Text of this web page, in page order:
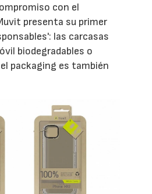
con el
presenta su primer
las carcasas
biodegradables o
packaging es también